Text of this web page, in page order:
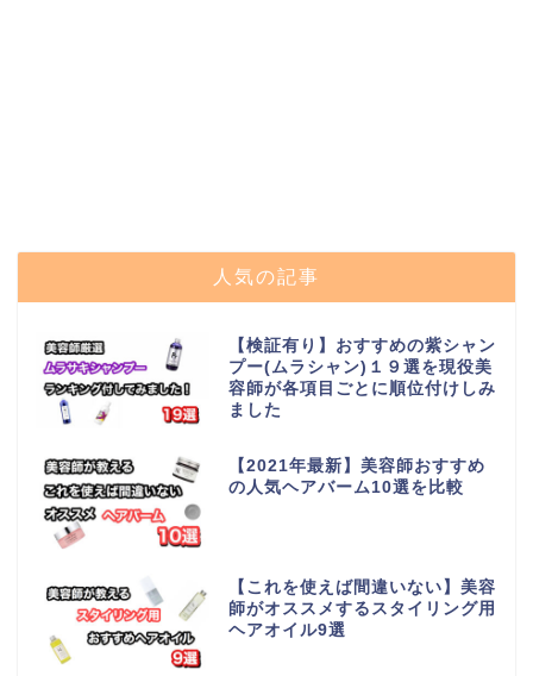
人気の記事
【検証有り】おすすめの紫シャン
プー(ムラシャン)１９選を現役美
容師が各項目ごとに順位付けしみ
ました
【2021年最新】美容師おすすめ
の人気ヘアバーム10選を比較
【これを使えば間違いない】美容
師がオススメするスタイリング用
ヘアオイル9選